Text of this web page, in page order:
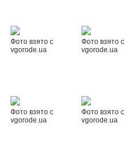
Фото взято с
vgorode.ua
Фото взято с
vgorode.ua
Фото взято с
vgorode.ua
Фото взято с
vgorode.ua